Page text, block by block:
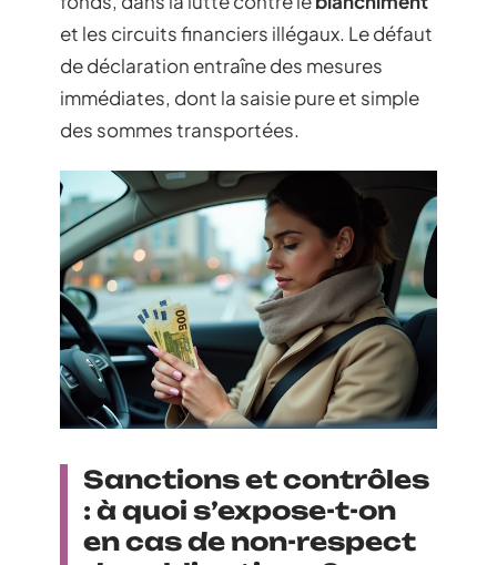
et les circuits financiers illégaux. Le défaut
de déclaration entraîne des mesures
immédiates, dont la saisie pure et simple
des sommes transportées.
Sanctions et contrôles
: à quoi s’expose-t-on
en cas de non-respect